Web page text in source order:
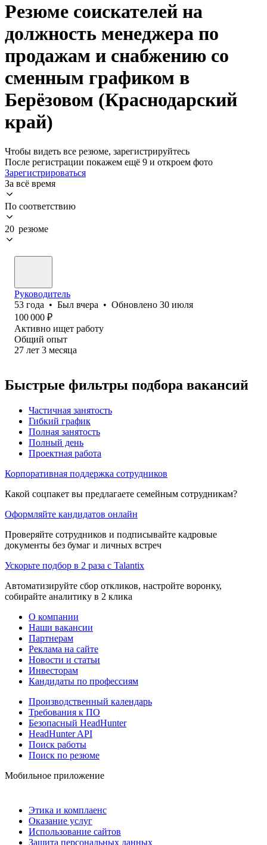
Резюме соискателей на
должность менеджера по
продажам и снабжению со
сменным графиком в
Берёзовом (Краснодарский
край)
Чтобы видеть все резюме, зарегистрируйтесь
После регистрации покажем ещё 9 и откроем фото
Зарегистрироваться
За всё время
По соответствию
20 резюме
Руководитель
53 года • Был вчера • Обновлено 30 июля
100 000 ₽
Активно ищет работу
Общий опыт
27 лет 3 месяца
Быстрые фильтры подбора вакансий
Частичная занятость
Гибкий график
Полная занятость
Полный день
Проектная работа
Корпоративная поддержка сотрудников
Какой соцпакет вы предлагаете семейным сотрудникам?
Оформляйте кандидатов онлайн
Проверяйте сотрудников и подписывайте кадровые
документы без бумаг и личных встреч
Ускорьте подбор в 2 раза с Talantix
Автоматизируйте сбор откликов, настройте воронку,
собирайте аналитику в 2 клика
О компании
Наши вакансии
Партнерам
Реклама на сайте
Новости и статьи
Инвесторам
Кандидаты по профессиям
Производственный календарь
Требования к ПО
Безопасный HeadHunter
HeadHunter API
Поиск работы
Поиск по резюме
Мобильное приложение
Этика и комплаенс
Оказание услуг
Использование сайтов
Защита персональных данных